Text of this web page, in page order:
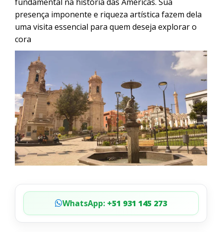
presença imponente e riqueza artística fazem dela
uma visita essencial para quem deseja explorar o
cora
WhatsApp: +51 931 145 273